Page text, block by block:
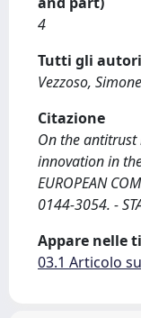
4
Tutti gli autori
Vezzoso,
Citazione
On the
innovation in
EUROPEAN
0144-3054. -
Appare nelle
03.1 Articolo